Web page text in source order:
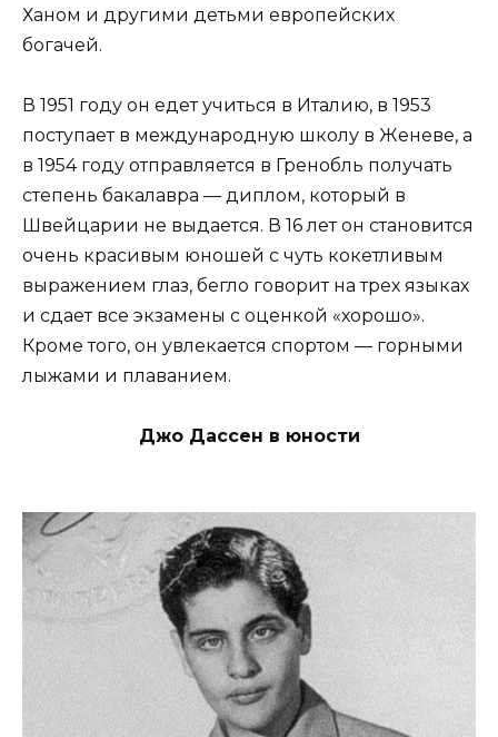
Ханом и другими детьми европейских
богачей.
В 1951 году он едет учиться в Италию, в 1953
поступает в международную школу в Женеве, а
в 1954 году отправляется в Гренобль получать
степень бакалавра — диплом, который в
Швейцарии не выдается. В 16 лет он становится
очень красивым юношей с чуть кокетливым
выражением глаз, бегло говорит на трех языках
и сдает все экзамены с оценкой «хорошо».
Кроме того, он увлекается спортом — горными
лыжами и плаванием.
Джо Дассен в юности